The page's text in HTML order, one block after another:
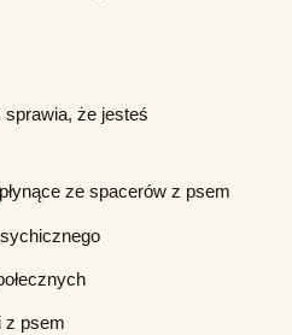
że jesteś
ze spacerów z psem
z psem